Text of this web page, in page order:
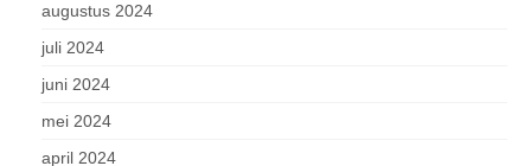
augustus 2024
juli 2024
juni 2024
mei 2024
april 2024